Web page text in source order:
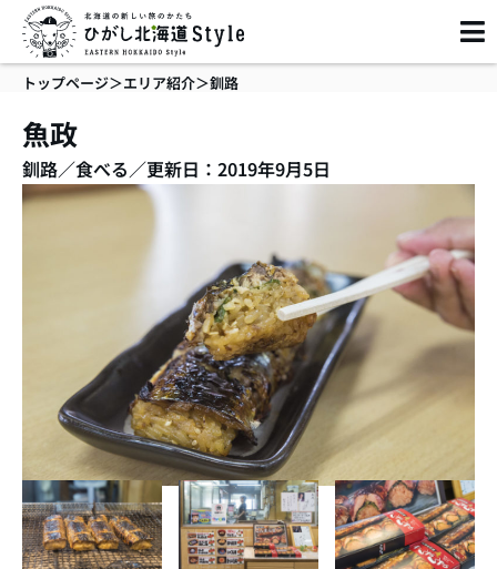
を
トップページ＞エリア紹介＞釧路
魚政
釧路／食べる／更新日：2019年9月5日